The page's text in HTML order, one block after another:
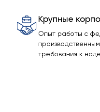
Крупные
Опыт работы с
требования к